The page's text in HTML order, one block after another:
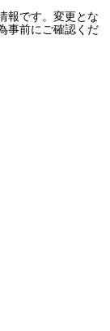
報です。変更とな
事前にご確認くだ